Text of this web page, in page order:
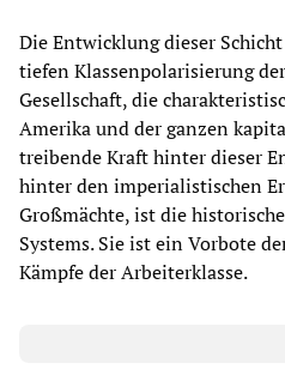
Die Entwicklung dieser
tiefen Klassenpolarisierung
Gesellschaft, die
Amerika und der ganzen
treibende Kraft hinter dieser
hinter den imperialistischen
Großmächte, ist die
Systems. Sie ist ein Vorbote
Kämpfe der Arbeiterklasse.